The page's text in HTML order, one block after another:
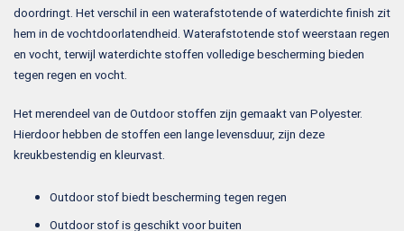
doordringt. Het verschil in een waterafstotende of waterdichte finish zit
hem in de vochtdoorlatendheid. Waterafstotende stof weerstaan regen
en vocht, terwijl waterdichte stoffen volledige bescherming bieden
tegen regen en vocht.
Het merendeel van de Outdoor stoffen zijn gemaakt van Polyester.
Hierdoor hebben de stoffen een lange levensduur, zijn deze
kreukbestendig en kleurvast.
Outdoor stof biedt bescherming tegen regen
Outdoor stof is geschikt voor buiten